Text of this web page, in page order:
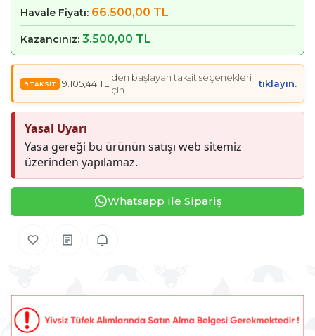
Havale Fiyatı: 66.500,00 TL
Kazancınız: 3.500,00 TL
9.105,44 TL
'den başlayan taksit seçenekleri
için
tıklayın.
Yasal Uyarı
Yasa gereği bu ürünün satışı web sitemiz
üzerinden yapılamaz.
Whatsapp ile Sipariş